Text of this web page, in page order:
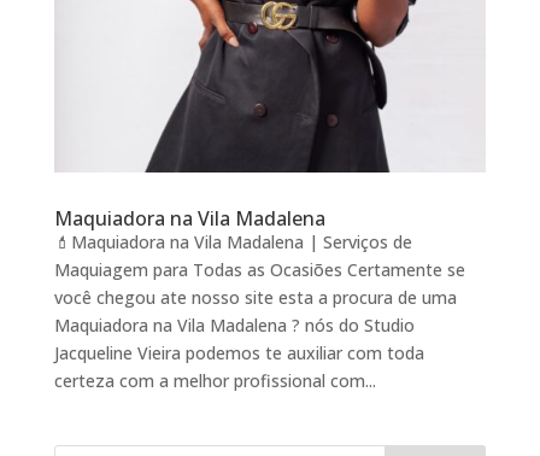
Maquiadora na Vila Madalena
💄Maquiadora na Vila Madalena | Serviços de
Maquiagem para Todas as Ocasiões Certamente se
você chegou ate nosso site esta a procura de uma
Maquiadora na Vila Madalena ? nós do Studio
Jacqueline Vieira podemos te auxiliar com toda
certeza com a melhor profissional com...